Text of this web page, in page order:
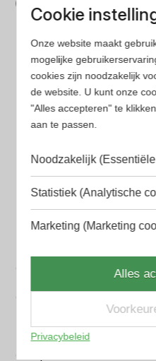
Wij hebben alle prijzen
Populaire herengeuren
Amouage Heren parfum
Aramis Heren parfum
Armani Heren parfum
BALR. Heren parfum
Chanel Heren parfum
Dior Heren parfum
Cookie
Onze website maakt
mogelijke
cookies zijn noodzakelijk
de website. U kunt onze
"Alles accepteren" te
aan te passen.
Noodzakelijk
Statistiek (Analytische
Marketing (Marketing
Alles
Privacybeleid